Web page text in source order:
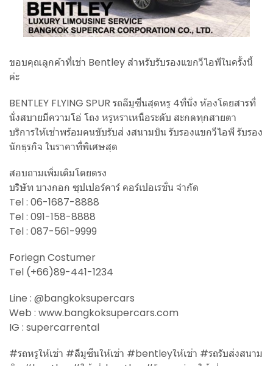
ขอบคุณลูกค้าที่เช่า Bentley สำหรับรับรองแขกวีไอพีในครั้งนี้
ค่ะ
BENTLEY FLYING SPUR รถลีมูซีนสุดหรู 4ที่นั่ง ห้องโดยสารที่
นั่งสบายมีความโอ่ โถง หรูหราเหนือระดับ สะกดทุกสายตา
บริการให้เช่าพร้อมคนขับรับส่ งสนามบิน รับรองแขกวีไอพี รับรอง
นักธุรกิจ ในราคาที่พิเศษสุด
สอบถามเพิ่มเติมโดยตรง
บริษัท บางกอก ซุปเปอร์คาร์ คอร์เปอเรชั่น จำกัด
Tel : 06-1687-8888
Tel : 091-158-8888
Tel : 087-561-9999
Foriegn Costumer
Tel (+66)89-441-1234
Line : @bangkoksupercars
Web : www.bangkoksupercars.com
IG : supercarrental
#รถหรูให้เช่า #ลีมูซีนให้เช่า #bentleyให้เช่า #รถรับส่งสนาม